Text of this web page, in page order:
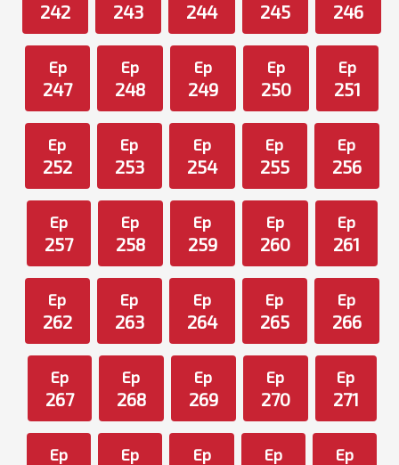
242 243 244 245 246
Ep
247
Ep
248
Ep
249
Ep
250
Ep
251
Ep
252
Ep
253
Ep
254
Ep
255
Ep
256
Ep
257
Ep
258
Ep
259
Ep
260
Ep
261
Ep
262
Ep
263
Ep
264
Ep
265
Ep
266
Ep
267
Ep
268
Ep
269
Ep
270
Ep
271
Ep Ep Ep Ep Ep